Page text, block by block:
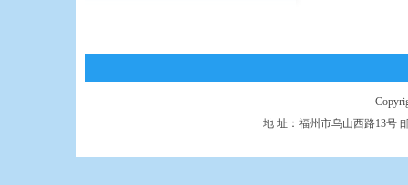
地 址：福州市乌山西路13号